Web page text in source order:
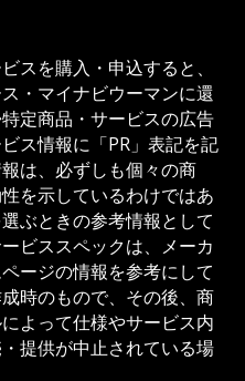
スを購入・申込すると、
・マイナビウーマンに還
定商品・サービスの広告
ス情報に「PR」表記を記
は、必ずしも個々の商
を示しているわけではあ
ぶときの参考情報として
ビススペックは、メーカ
ージの情報を参考にして
時のもので、その後、商
よって仕様やサービス内
提供が中止されている場